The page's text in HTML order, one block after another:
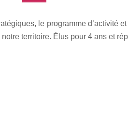
le programme d’activité
territoire. Élus pour 4 ans et